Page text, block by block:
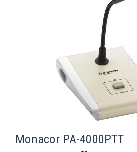
Monacor PA-4000PTT